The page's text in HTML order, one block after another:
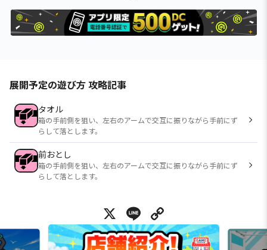
展開予定の遊び方 攻略記事
タオル
箱の手前側を狙い、左右のアームで交互に振りながら手前にず
らして落とします。
前おとし
箱の手前側を狙い、左右のアームで交互に振りながら手前にず
らして落とします。
X Line